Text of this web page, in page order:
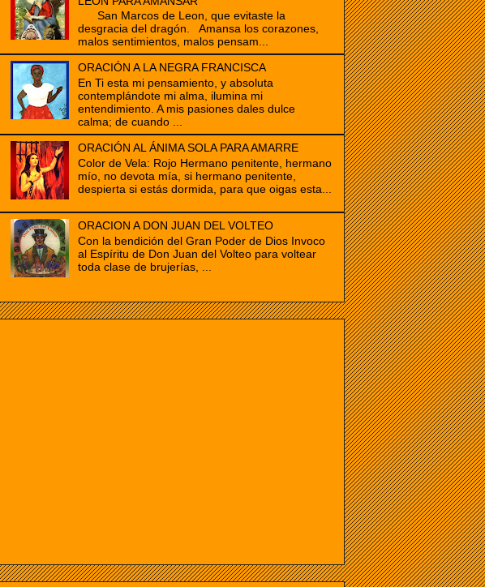
San Marcos de Leon, que evitaste la
desgracia del dragón. Amansa los corazones,
malos sentimientos, malos pensam...
ORACIÓN A LA NEGRA FRANCISCA
En Ti esta mi pensamiento, y absoluta
contemplándote mi alma, ilumina mi
entendimiento. A mis pasiones dales dulce
calma; de cuando ...
ORACIÓN AL ÁNIMA SOLA PARA AMARRE
Color de Vela: Rojo Hermano penitente, hermano
mío, no devota mía, si hermano penitente,
despierta si estás dormida, para que oigas esta...
ORACION A DON JUAN DEL VOLTEO
Con la bendición del Gran Poder de Dios Invoco
al Espíritu de Don Juan del Volteo para voltear
toda clase de brujerías, ...